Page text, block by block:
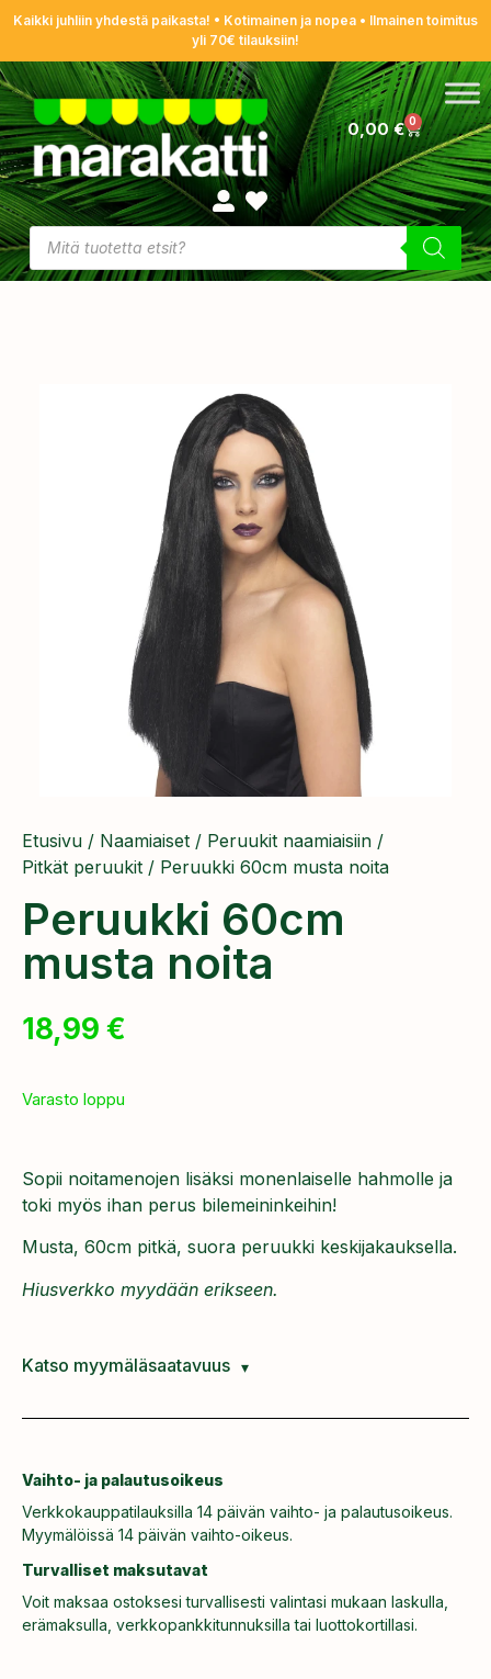
Kaikki juhliin yhdestä paikasta! • Kotimainen ja nopea • Ilmainen toimitus
yli 70€ tilauksiin!
0,00€ 0
Etusivu / Naamiaiset / Peruukit naamiaisiin /
Pitkät peruukit / Peruukki 60cm musta noita
Peruukki 60cm
musta noita
18,99 €
Varasto loppu
Sopii noitamenojen lisäksi monenlaiselle hahmolle ja
toki myös ihan perus bilemeininkeihin!
Musta, 60cm pitkä, suora peruukki keskijakauksella.
Hiusverkko myydään erikseen.
Katso myymäläsaatavuus
Vaihto- ja palautusoikeus
Verkkokauppatilauksilla 14 päivän vaihto- ja palautusoikeus.
Myymälöissä 14 päivän vaihto-oikeus.
Turvalliset maksutavat
Voit maksaa ostoksesi turvallisesti valintasi mukaan laskulla,
erämaksulla, verkkopankkitunnuksilla tai luottokortillasi.